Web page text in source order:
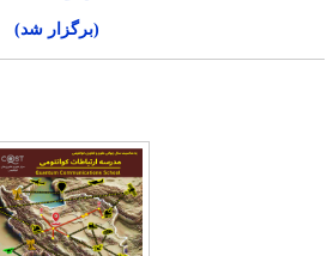
(برگزار شد)